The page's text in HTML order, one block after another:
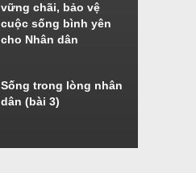
vững chãi, bảo vệ
cuộc sống bình yên
cho Nhân dân
Sống trong lòng nhân
dân (bài 3)